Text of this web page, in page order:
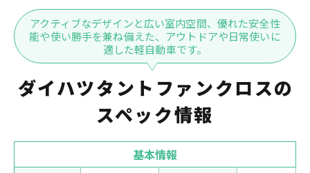
アクティブなデザインと広い室内空間、優れた安全性
能や使い勝手を兼ね備えた、アウトドアや日常使いに
適した軽自動車です。
ダイハツタントファンクロスの
スペック情報
基本情報